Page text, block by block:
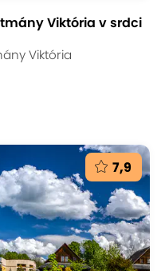
Viktória v srdci
Viktória
7,9